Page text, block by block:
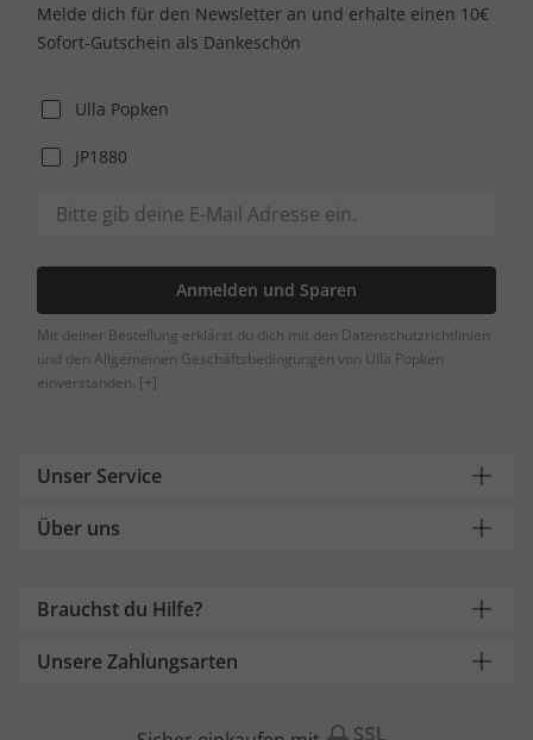
Melde dich für den Newsletter an und erhalte einen 10€
Sofort-Gutschein als Dankeschön
Ulla Popken
JP1880
Anmelden und Sparen
Mit deiner Bestellung erklärst du dich mit den Datenschutzrichtlinien
und den Allgemeinen Geschäftsbedingungen von Ulla Popken
einverstanden. [+]
Unser Service
Über uns
Brauchst du Hilfe?
Unsere Zahlungsarten